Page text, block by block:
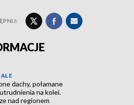
dachy, połamane
na kolei.
nad regionem